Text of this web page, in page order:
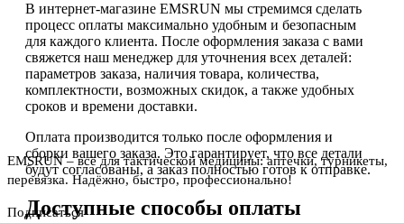
В интернет-магазине EMSRUN мы стремимся сделать
процесс оплаты максимально удобным и безопасным
для каждого клиента. После оформления заказа с вами
свяжется наш менеджер для уточнения всех деталей:
параметров заказа, наличия товара, количества,
комплектности, возможных скидок, а также удобных
сроков и времени доставки.
Оплата производится только после оформления и
сборки вашего заказа. Это гарантирует, что все детали
будут согласованы, а заказ полностью готов к отправке.
Доступные способы оплаты
EMSRUN – всё для тактической медицины: аптечки, турникеты,
перевязка. Надёжно, быстро, профессионально!
Подписаться